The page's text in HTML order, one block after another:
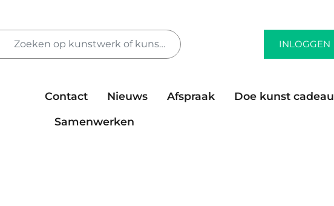
INLOGGEN
Contact Nieuws Afspraak
Doe kunst cadeau
Samenwerken